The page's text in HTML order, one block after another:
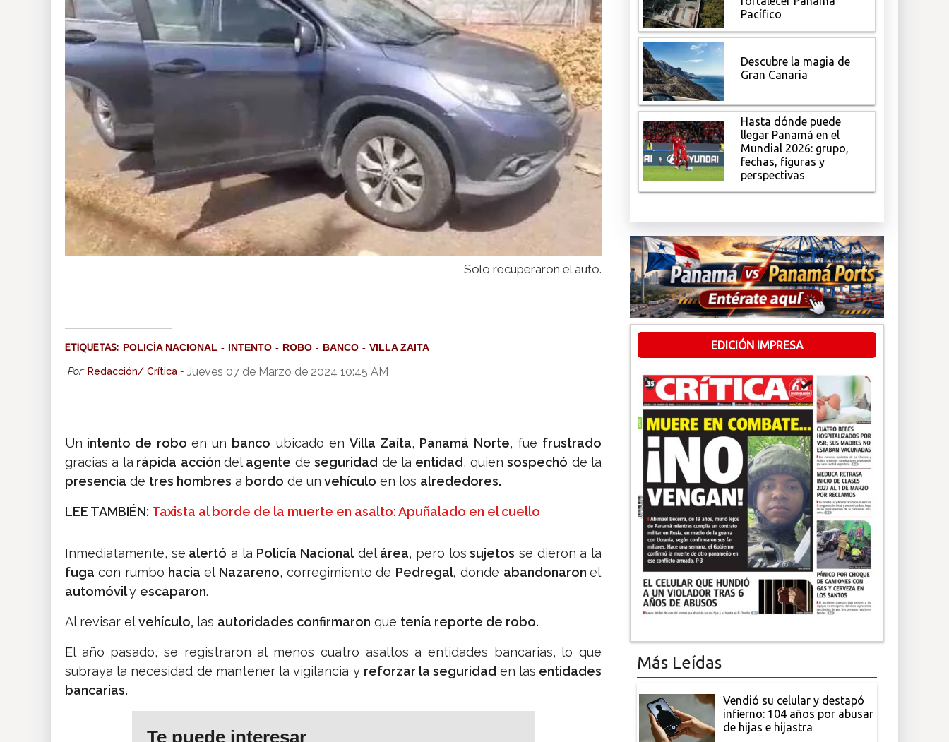
Solo recuperaron el auto.
ETIQUETAS: POLICÍA NACIONAL INTENTO ROBO BANCO VILLA ZAITA
Por: Redacción/ Crítica - Jueves 07 de Marzo de 2024 10:45 AM
Un intento de robo en un banco ubicado en Villa Zaíta, Panamá Norte, fue frustrado
gracias a la rápida accióndelagente deseguridad de la entidad, quiensospechó de la
presencia de tres hombres a bordo de un vehículo en los alrededores.
LEE TAMBIÉN: Taxista al borde de la muerte en asalto: Apuñalado en el cuello
Inmediatamente, se alertó a la Policía Nacionaldelárea, pero los sujetos se dieron a la
fuga con rumbo hacia elNazareno, corregimiento de Pedregal, donde abandonaronel
automóvily escaparon.
Al revisar elvehículo, las autoridades confirmaron que tenía reporte de robo.
El año pasado, se registraron al menos cuatro asaltos a entidades bancarias, lo que
subraya la necesidad de mantener la vigilancia y reforzar la seguridad en las entidades
bancarias.
Te puede interesar
Pacífico
Descubre la magia de
Gran Canaria
Hasta dónde puede
llegar Panamá en el
Mundial 2026: grupo,
fechas, figuras y
perspectivas
EDICIÓN IMPRESA
Más Leídas
Vendió su celular y destapó
infierno: 104 años por abusar
de hijas e hijastra